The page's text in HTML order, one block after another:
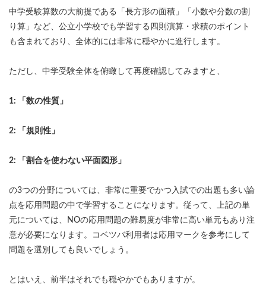
中学受験算数の大前提である「長方形の面積」「小数や分数の割
り算」など、公立小学校でも学習する四則演算・求積のポイント
も含まれており、全体的には非常に穏やかに進行します。
ただし、中学受験全体を俯瞰して再度確認してみますと、
1: 「数の性質」
2: 「規則性」
2: 「割合を使わない平面図形」
の3つの分野については、非常に重要でかつ入試での出題も多い論
点を応用問題の中で学習することになります。従って、上記の単
元については、NOの応用問題の難易度が非常に高い単元もあり注
意が必要になります。コベツバ利用者は応用マークを参考にして
問題を選別しても良いでしょう。
とはいえ、前半はそれでも穏やかでもありますが。